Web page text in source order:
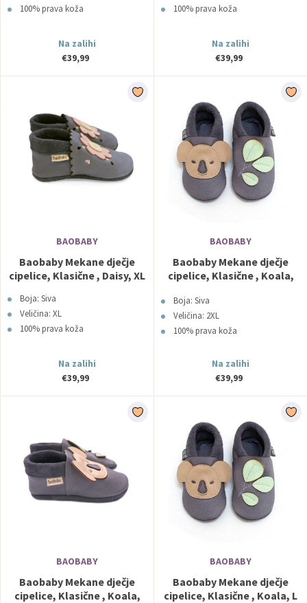
100% prava koža
Na zalihi
€39,99
100% prava koža
Na zalihi
€39,99
BAOBABY
Baobaby Mekane dječje
cipelice, Klasične , Daisy, XL
Boja: Siva
Veličina: XL
100% prava koža
Na zalihi
€39,99
BAOBABY
Baobaby Mekane dječje
cipelice, Klasične , Koala,
Boja: Siva
Veličina: 2XL
100% prava koža
Na zalihi
€39,99
BAOBABY
Baobaby Mekane dječje
cipelice, Klasične , Koala,
BAOBABY
Baobaby Mekane dječje
cipelice, Klasične , Koala, L